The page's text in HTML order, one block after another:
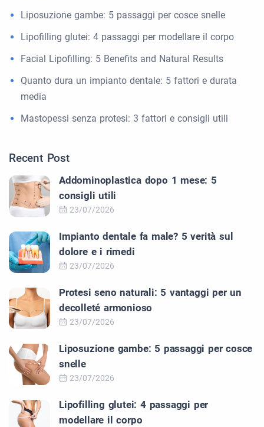
Liposuzione gambe: 5 passaggi per cosce snelle
Lipofilling glutei: 4 passaggi per modellare il corpo
Facial Lipofilling: 5 Benefits and Natural Results
Quanto dura un impianto dentale: 5 fattori e durata
media
Mastopessi senza protesi: 3 fattori e consigli utili
Recent Post
Addominoplastica dopo 1 mese: 5
consigli utili
23/07/2026
Impianto dentale fa male? 5 verità sul
dolore e i rimedi
23/07/2026
Protesi seno naturali: 5 vantaggi per un
decolleté armonioso
23/07/2026
Liposuzione gambe: 5 passaggi per cosce
snelle
23/07/2026
Lipofilling glutei: 4 passaggi per
modellare il corpo